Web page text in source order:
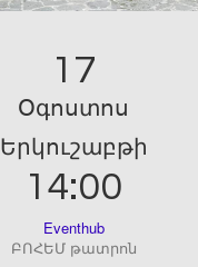
17
Օգոստոս
Երկուշաբթի
14:00
Eventhub
ԲՈՀԵՄ թատրոն